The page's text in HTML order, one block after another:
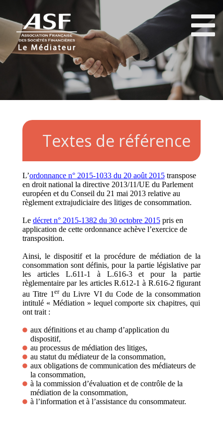
Textes de référence
L’ordonnance n° 2015-1033 du 20 août 2015transpose
en droit national la directive 2013/11/UE du Parlement
européen et du Conseil du 21 mai 2013 relative au
règlement extrajudiciaire des litiges de consommation.
Le décret n° 2015-1382 du 30 octobre 2015pris en
application de cette ordonnance achève l’exercice de
transposition.
Ainsi, le dispositif et la procédure de médiation de la
consommation sont définis, pour la partie législative par
les articles L.611-1 à L.616-3 et pour la partie
règlementaire par les articles R.612-1 à R.616-2 figurant
au Titre 1erdu Livre VI du Code de la consommation
intitulé « Médiation » lequel comporte six chapitres, qui
ont trait :
aux définitions et au champ d’application du
dispositif,
au processus de médiation des litiges,
au statut du médiateur de la consommation,
aux obligations de communication des médiateurs de
la consommation,
à la commission d’évaluation et de contrôle de la
médiation de la consommation,
à l’information et à l’assistance du consommateur.